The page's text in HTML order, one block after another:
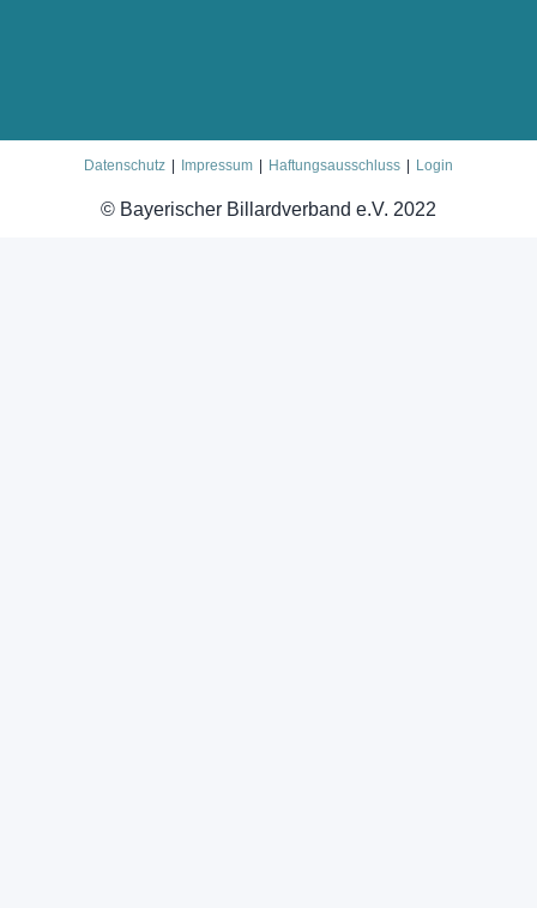
Datenschutz Impressum Haftungsausschluss Login
© Bayerischer Billardverband e.V. 2022